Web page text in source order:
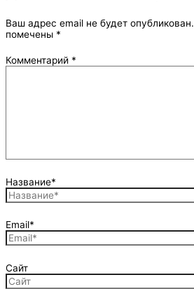
Ваш адрес email не будет опубликован.
помечены *
Комментарий *
Название*
Email*
Сайт